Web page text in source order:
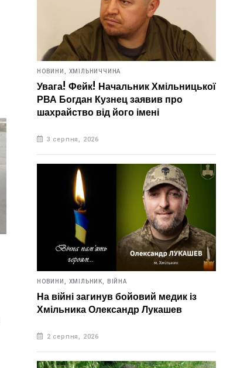
НОВИНИ, ХМІЛЬНИЧЧИНА
Увага! Фейк! Начальник Хмільницької
РВА Богдан Кузнец заявив про
шахрайство від його імені
3 серпня, 2026
НОВИНИ, ХМІЛЬНИК, ВІЙНА
На війні загинув бойовий медик із
Хмільника Олександр Лукашев
2 серпня, 2026